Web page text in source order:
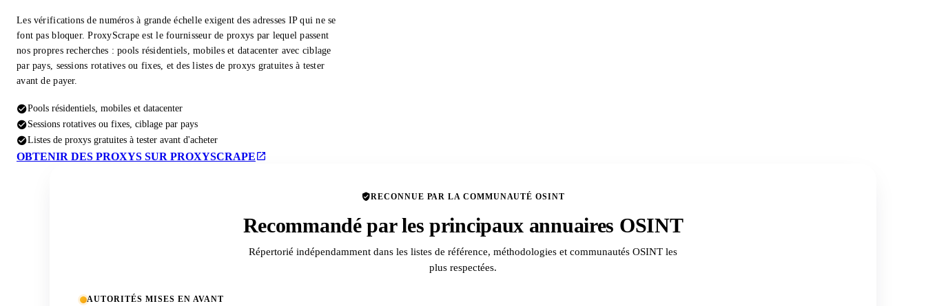
Les vérifications de numéros à grande échelle exigent des adresses IP qui ne se
font pas bloquer. ProxyScrape est le fournisseur de proxys par lequel passent
nos propres recherches : pools résidentiels, mobiles et datacenter avec ciblage
par pays, sessions rotatives ou fixes, et des listes de proxys gratuites à tester
avant de payer.
Pools résidentiels, mobiles et datacenter
Sessions rotatives ou fixes, ciblage par pays
Listes de proxys gratuites à tester avant d'acheter
OBTENIR DES PROXYS SUR PROXYSCRAPE
RECONNUE PAR LA COMMUNAUTÉ OSINT
Recommandé par les principaux annuaires OSINT
Répertorié indépendamment dans les listes de référence, méthodologies et communautés OSINT les
plus respectées.
AUTORITÉS MISES EN AVANT